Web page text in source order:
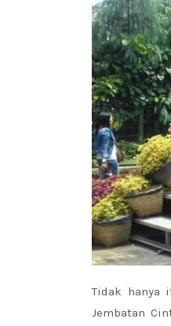
Tidak hanya
Jembatan